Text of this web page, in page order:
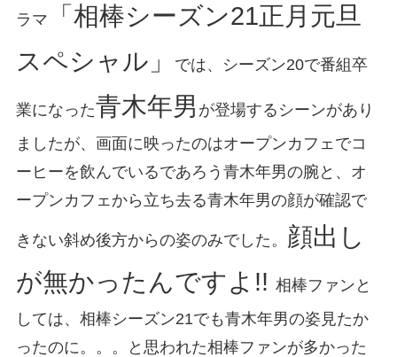
ラマ
「相棒シーズン21正月元旦
スペシャル」
では、シーズン20で番組卒
業になった青木年男 が登場するシーンがあり
ましたが、画面に映ったのはオープンカフェでコ
ーヒーを飲んでいるであろう青木年男の腕と、オ
ープンカフェから立ち去る青木年男の顔が確認で
きない斜め後方からの姿のみでした。
顔出し
が無かったんですよ!! 相棒ファンと
しては、相棒シーズン21でも青木年男の姿見たか
ったのに。。。と思われた相棒ファンが多かった